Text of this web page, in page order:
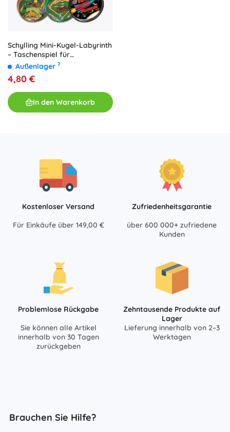
Schylling Mini-Kugel-Labyrinth
– Taschenspiel für
Geschicklichkeitstraining
Außenlager ?
4,80 €
In den Warenkorb
Kostenloser Versand
Für Einkäufe über 149,00 €
Zufriedenheitsgarantie
über 600 000+ zufriedene
Kunden
Problemlose Rückgabe
Sie können alle Artikel
innerhalb von 30 Tagen
zurückgeben
Zehntausende Produkte auf
Lager
Lieferung innerhalb von 2–3
Werktagen
Brauchen Sie Hilfe?